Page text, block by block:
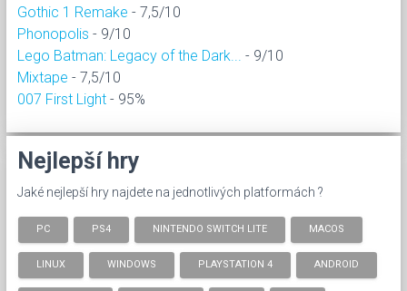
Gothic 1 Remake - 7,5/10
Phonopolis - 9/10
Lego Batman: Legacy of the Dark...
- 9/10
Mixtape - 7,5/10
007 First Light - 95%
Nejlepší hry
Jaké nejlepší hry najdete na jednotlivých platformách ?
PC PS4 NINTENDO SWITCH LITE MACOS
LINUX WINDOWS PLAYSTATION 4 ANDROID